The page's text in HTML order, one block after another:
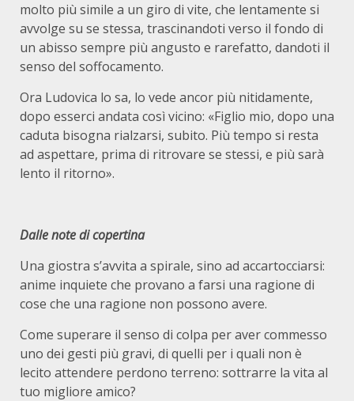
molto più simile a un giro di vite, che lentamente si
avvolge su se stessa, trascinandoti verso il fondo di
un abisso sempre più angusto e rarefatto, dandoti il
senso del soffocamento.
Ora Ludovica lo sa, lo vede ancor più nitidamente,
dopo esserci andata così vicino: «Figlio mio, dopo una
caduta bisogna rialzarsi, subito. Più tempo si resta
ad aspettare, prima di ritrovare se stessi, e più sarà
lento il ritorno».
Dalle note di copertina
Una giostra s’avvita a spirale, sino ad accartocciarsi:
anime inquiete che provano a farsi una ragione di
cose che una ragione non possono avere.
Come superare il senso di colpa per aver commesso
uno dei gesti più gravi, di quelli per i quali non è
lecito attendere perdono terreno: sottrarre la vita al
tuo migliore amico?